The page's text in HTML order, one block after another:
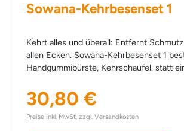
Sowana-Kehrbesenset 1
Kehrt alles und überall: Entfernt
allen Ecken. Sowana-Kehrbesenset 1 bestehend aus:
Regulärer Preis:
30,80 €
Preise inkl. MwSt. zzgl. Versandkosten